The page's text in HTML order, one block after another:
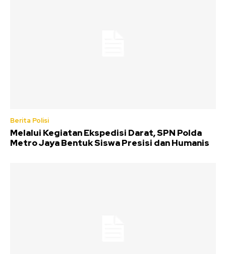
Berita Polisi
Melalui Kegiatan Ekspedisi Darat, SPN Polda
Metro Jaya Bentuk Siswa Presisi dan Humanis